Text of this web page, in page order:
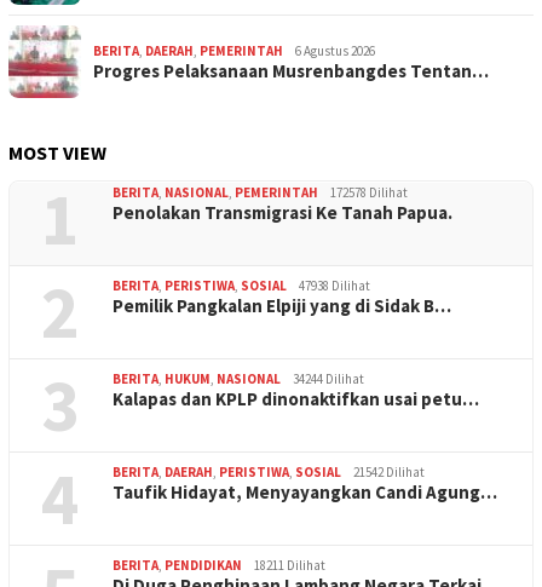
BERITA DAERAH PEMERINTAH 6 Agustus 2026
Progres Pelaksanaan Musrenbangdes Tentan…
MOST VIEW
1 BERITA NASIONAL PEMERINTAH 172578 Dilihat
Penolakan Transmigrasi Ke Tanah Papua.
2 BERITA PERISTIWA SOSIAL 47938 Dilihat
Pemilik Pangkalan Elpiji yang di Sidak B…
3 BERITA HUKUM NASIONAL 34244 Dilihat
Kalapas dan KPLP dinonaktifkan usai petu…
4 BERITA DAERAH PERISTIWA SOSIAL 21542 Dilihat
Taufik Hidayat, Menyayangkan Candi Agung…
BERITA PENDIDIKAN 18211 Dilihat